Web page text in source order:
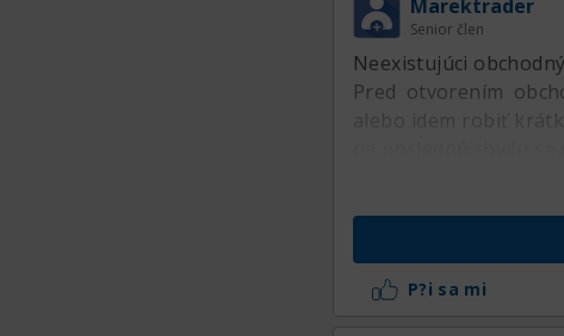
Marektrader
Senior člen
Neexistujúci
Pred otvorením
alebo idem robiť
P?i sa mi